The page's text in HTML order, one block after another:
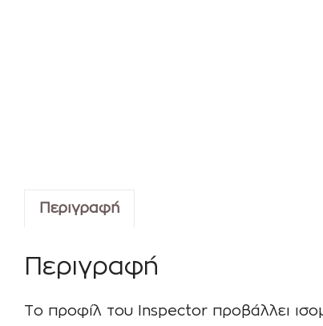
Περιγραφή
Περιγραφή
Το προφίλ του Inspector προβάλλει